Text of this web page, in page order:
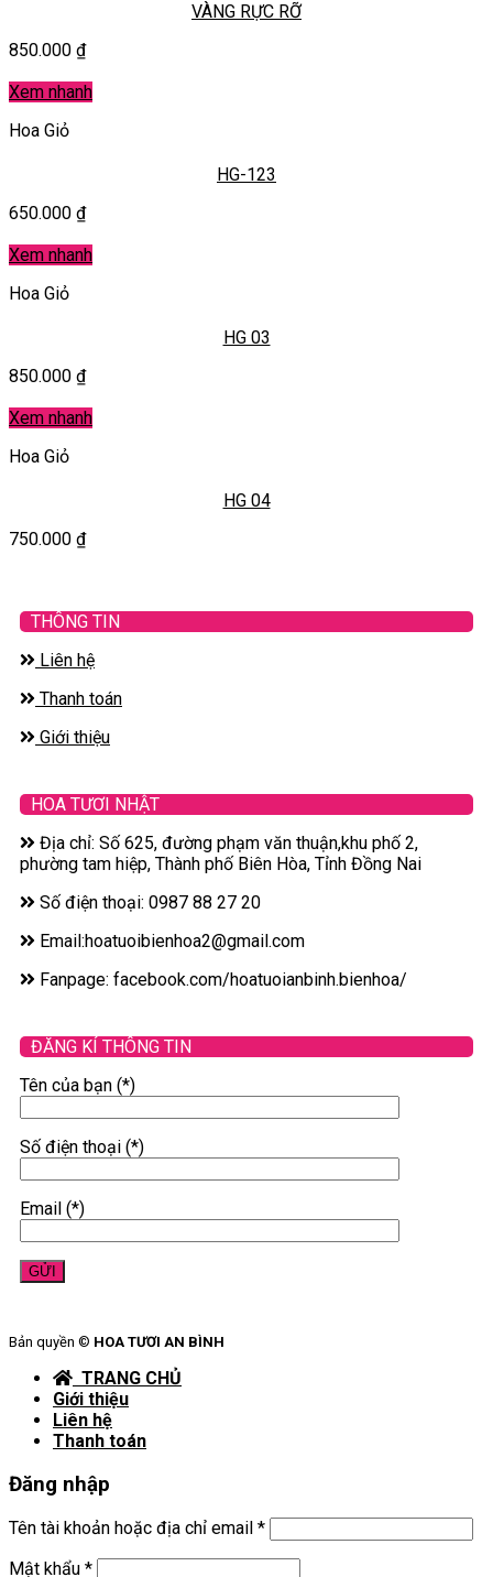
VÀNG RỰC RỠ
850.000 ₫
Xem nhanh
Hoa Giỏ
HG-123
650.000 ₫
Xem nhanh
Hoa Giỏ
HG 03
850.000 ₫
Xem nhanh
Hoa Giỏ
HG 04
750.000 ₫
THÔNG TIN
Liên hệ
Thanh toán
Giới thiệu
HOA TƯƠI NHẬT
Địa chỉ: Số 625, đường phạm văn thuận,khu phố 2,
phường tam hiệp, Thành phố Biên Hòa, Tỉnh Đồng Nai
Số điện thoại: 0987 88 27 20
Email:hoatuoibienhoa2@gmail.com
Fanpage: facebook.com/hoatuoianbinh.bienhoa/
ĐĂNG KÍ THÔNG TIN
Tên của bạn (*)
Số điện thoại (*)
Email (*)
Bản quyền © HOA TƯƠI AN BÌNH
TRANG CHỦ
Giới thiệu
Liên hệ
Thanh toán
Đăng nhập
Tên tài khoản hoặc địa chỉ email *
Mật khẩu *